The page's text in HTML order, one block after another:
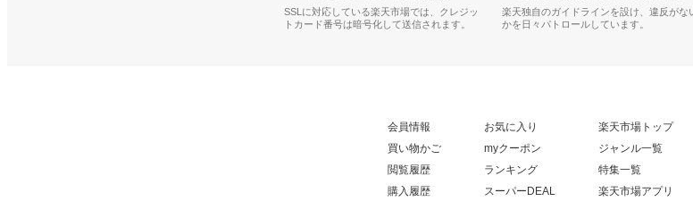
SSLに対応している楽天市場では、クレジッ
トカード番号は暗号化して送信されます。
楽天独自のガイドラインを設け、違反がな
かを日々パトロールしています。
会員情報
買い物かご
閲覧履歴
購入履歴
お気に入り
myクーポン
ランキング
スーパーDEAL
楽天市場トップ
ジャンル一覧
特集一覧
楽天市場アプリ